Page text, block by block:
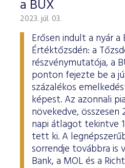
a BUX
2023. júl. 03.
Erősen indult a nyár a
Értéktőzsdén: a
részvénymutatója, a
ponton fejezte be a
százalékos
képest. Az azonnali
növekedve,
napi átlagot tekintve
tett ki. A
sorrendje továbbra is
Bank, a MOL és a